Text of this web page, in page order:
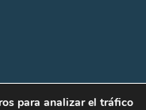
para analizar el tráfico